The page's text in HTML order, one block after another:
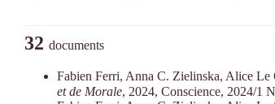
32 documents
Fabien Ferri, Anna C. Zielinska, Alice
et de Morale, 2024, Conscience, 2024/1